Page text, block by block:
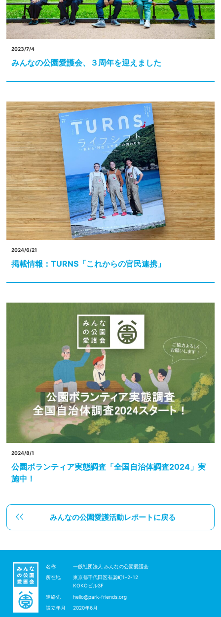
2023/7/4
みんなの公園愛護会、３周年を迎えました
2024/6/21
掲載情報：TURNS「これからの官民連携」
2024/8/1
公園ボランティア実態調査「全国自治体調査2024」実
施中！
みんなの公園愛護活動レポートに戻る
名称
一般社団法人 みんなの公園愛護会
所在地
東京都千代田区有楽町1-2-12
KOKOビル3F
連絡先
hello@park-friends.org
設立年月
2020年6月